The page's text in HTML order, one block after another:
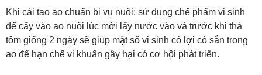
Khi cải tạo ao chuẩn bị vụ nuôi: sử dụng chế phẩm vi sinh
để cấy vào ao nuôi lúc mới lấy nước vào và trước khi thả
tôm giống 2 ngày sẽ giúp mật số vi sinh có lợi có sẳn trong
ao để hạn chế vi khuẩn gây hại có cơ hội phát triển.